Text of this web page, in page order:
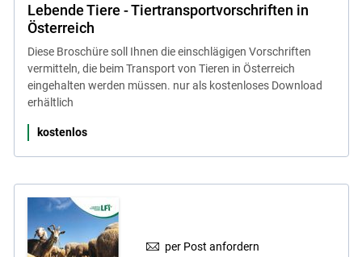
Lebende Tiere - Tiertransportvorschriften in
Österreich
Diese Broschüre soll Ihnen die einschlägigen Vorschriften
vermitteln, die beim Transport von Tieren in Österreich
eingehalten werden müssen. nur als kostenloses Download
erhältlich
kostenlos
per Post anfordern